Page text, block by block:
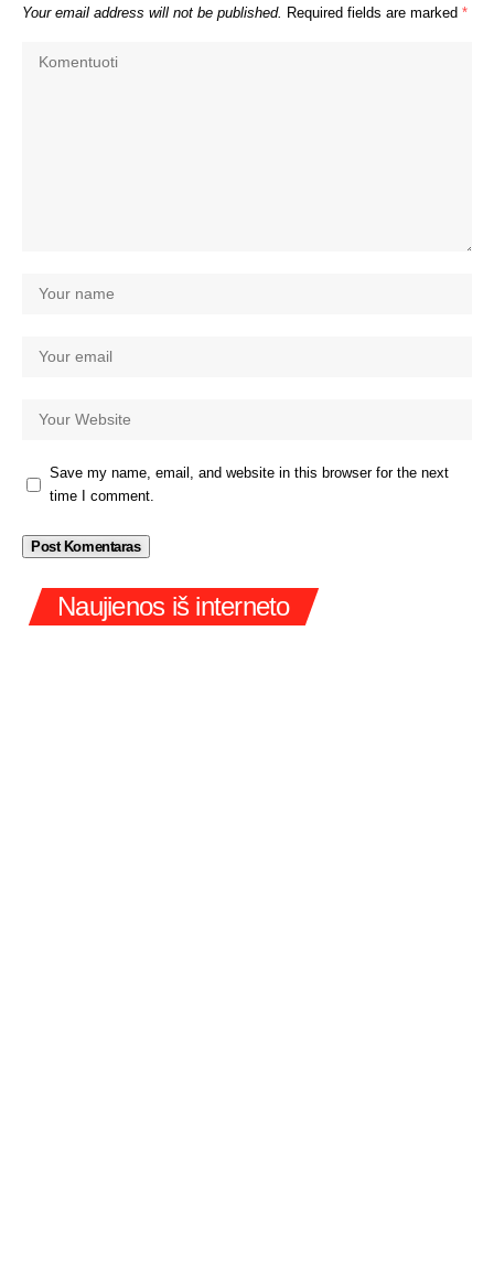
Your email address will not be published. Required fields are marked *
Save my name, email, and website in this browser for the next
time I comment.
Naujienos iš interneto